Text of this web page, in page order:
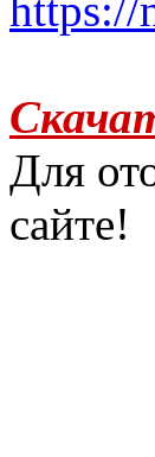
Для
сайте!